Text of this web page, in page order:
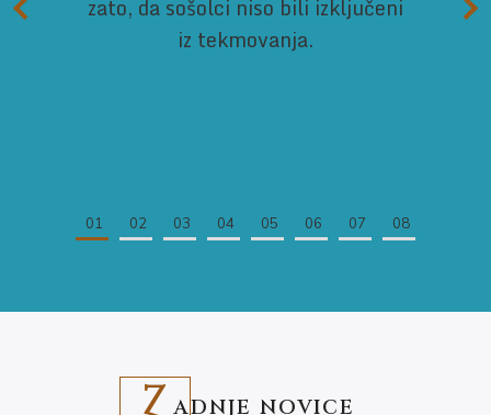
zato, da sošolci niso bili izključeni
iz tekmovanja.
01 02 03 04 05 06 07 08
Z ADNJE NOVICE